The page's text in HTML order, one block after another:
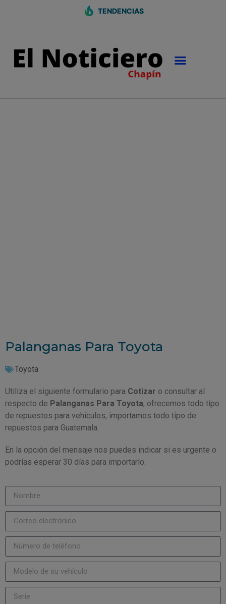
TENDENCIAS
Palanganas Para Toyota
Toyota
Utiliza el siguiente formulario para Cotizar o consultar al
respecto de Palanganas Para Toyota, ofrecemos todo tipo
de repuestos para vehículos, importamos todo tipo de
repuestos para Guatemala.
En la opción del mensaje nos puedes indicar si es urgente o
podrías esperar 30 días para importarlo.